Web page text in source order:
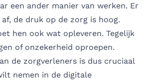
een ander manier van werken. Er
de druk op de zorg is hoog.
hen ook wat opleveren. Tegelijk
of onzekerheid oproepen.
de zorgverleners is dus cruciaal
nemen in de digitale